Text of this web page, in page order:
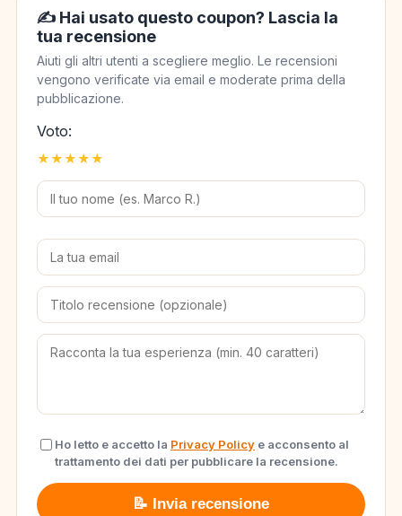
✍️ Hai usato questo coupon? Lascia la
tua recensione
Aiuti gli altri utenti a scegliere meglio. Le recensioni
vengono verificate via email e moderate prima della
pubblicazione.
Voto:
★
★
★
★
★
Ho letto e accetto la Privacy Policy e acconsento al
trattamento dei dati per pubblicare la recensione.
📝 Invia recensione